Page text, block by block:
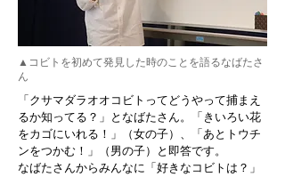
▲コビトを初めて発見した時のことを語るなばたさ
ん
「クサマダラオオコビトってどうやって捕まえ
るか知ってる？」となばたさん。「きいろい花
をカゴにいれる！」（女の子）、「あとトウチ
ンをつかむ！」（男の子）と即答です。
なばたさんからみんなに「好きなコビトは？」